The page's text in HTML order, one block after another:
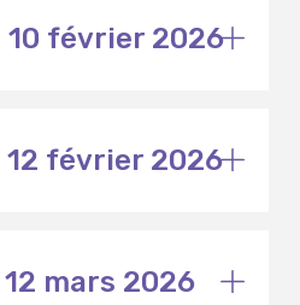
10 février 2026
12 février 2026
mars 2026